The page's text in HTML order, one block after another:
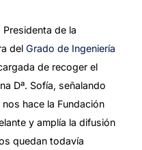
de la
del Grado de Ingeniería
de recoger el
Dª. Sofía, señalando
hace la Fundación
y amplía la difusión
quedan todavía